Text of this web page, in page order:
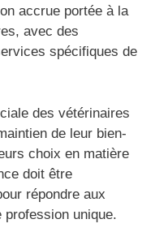
accrue portée à la
avec des
spécifiques de
des vétérinaires
de leur bien-
choix en matière
doit être
répondre aux
unique.